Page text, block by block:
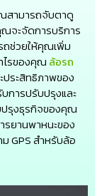
สามารถจับตาดู
ณจะจัดการบริการ
ช่วยให้คุณเพิ่ม
ไรของคุณ ล้อรถ
ประสิทธิภาพของ
ารปรับปรุงและ
รุงธุรกิจของคุณ
ยานพาหนะของ
GPS สำหรับล้อ